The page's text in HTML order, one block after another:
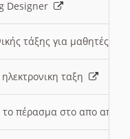
Designer
τάξης για μαθητές
ταξη
το πέρασμα στο απο